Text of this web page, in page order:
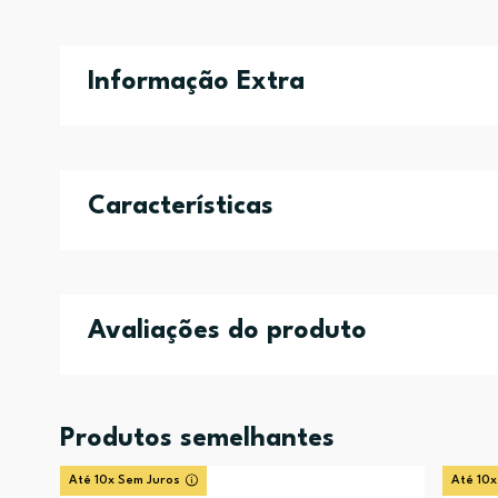
Informação Extra
Características
Avaliações do produto
Produtos semelhantes
Até 10x Sem Juros Até 10x